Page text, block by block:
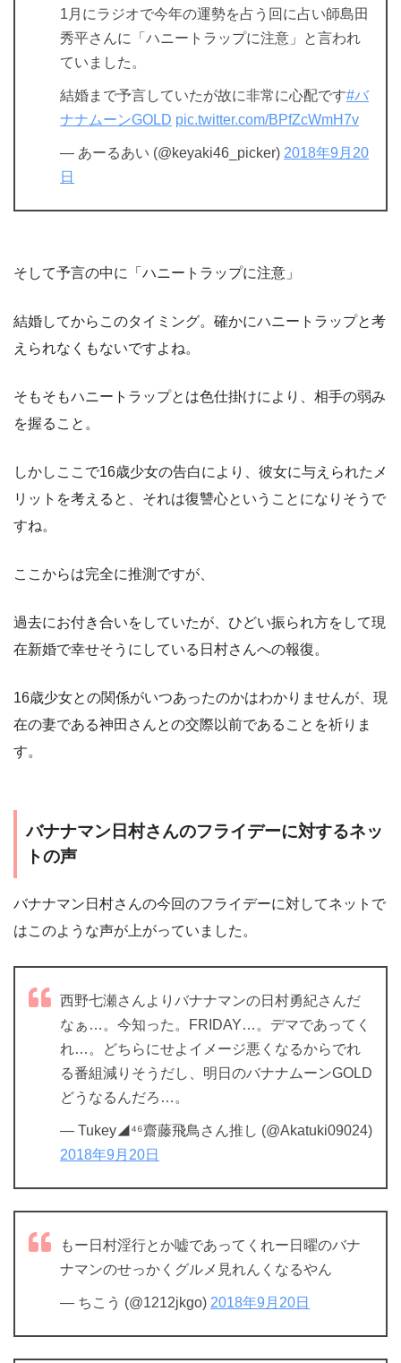
1月にラジオで今年の運勢を占う回に占い師島田
秀平さんに「ハニートラップに注意」と言われ
ていました。
結婚まで予言していたが故に非常に心配です#バ
ナナムーンGOLD pic.twitter.com/BPfZcWmH7v
— あーるあい (@keyaki46_picker) 2018年9月20
日
そして予言の中に「ハニートラップに注意」
結婚してからこのタイミング。確かにハニートラップと考
えられなくもないですよね。
そもそもハニートラップとは色仕掛けにより、相手の弱み
を握ること。
しかしここで16歳少女の告白により、彼女に与えられたメ
リットを考えると、それは復讐心ということになりそうで
すね。
ここからは完全に推測ですが、
過去にお付き合いをしていたが、ひどい振られ方をして現
在新婚で幸せそうにしている日村さんへの報復。
16歳少女との関係がいつあったのかはわかりませんが、現
在の妻である神田さんとの交際以前であることを祈りま
す。
バナナマン日村さんのフライデーに対するネッ
トの声
バナナマン日村さんの今回のフライデーに対してネットで
はこのような声が上がっていました。
西野七瀬さんよりバナナマンの日村勇紀さんだ
なぁ…。今知った。FRIDAY…。デマであってく
れ…。どちらにせよイメージ悪くなるからでれ
る番組減りそうだし、明日のバナナムーンGOLD
どうなるんだろ…。
— Tukey◢⁴⁶齋藤飛鳥さん推し (@Akatuki09024)
2018年9月20日
もー日村淫行とか嘘であってくれー日曜のバナ
ナマンのせっかくグルメ見れんくなるやん
— ちこう (@1212jkgo) 2018年9月20日